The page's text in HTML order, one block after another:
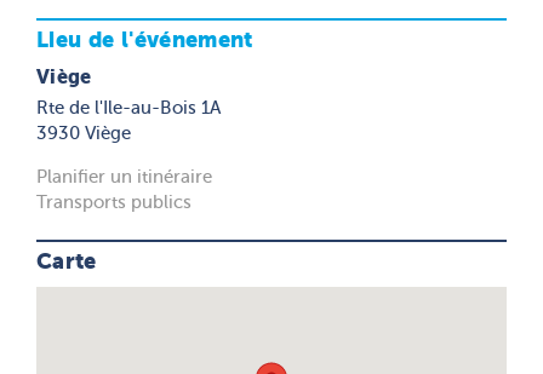
Lieu de l'événement
Viège
Rte de l'Ile-au-Bois 1A
3930 Viège
Planifier un itinéraire
Transports publics
Carte